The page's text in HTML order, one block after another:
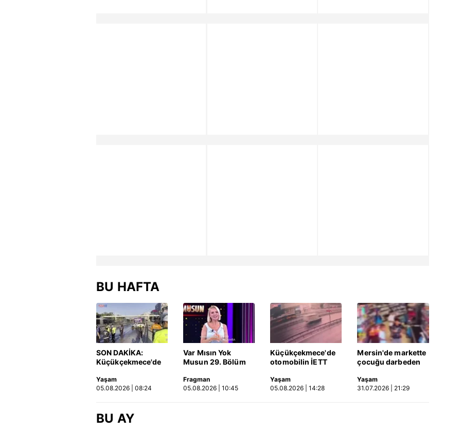
BU HAFTA
SON DAKİKA:
Küçükçekmece'de
Otomobil, İETT
otobüsüne çarptı: 3
Yaşam
05.08.2026 | 08:24
Var Mısın Yok
Musun 29. Bölüm
yayınlandı | Video
Fragman
05.08.2026 | 10:45
Küçükçekmece'de
otomobilin İETT
kaza kamerada |
Video
Yaşam
05.08.2026 | 14:28
Mersin'de markette
çocuğu darbeden
Yaşam
31.07.2026 | 21:29
BU AY